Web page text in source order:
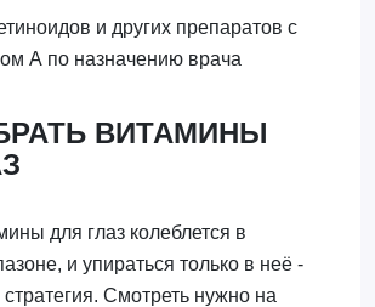
и других препаратов с
А по назначению врача
ВИТАМИНЫ
для глаз колеблется в
и упираться только в неё -
Смотреть нужно на